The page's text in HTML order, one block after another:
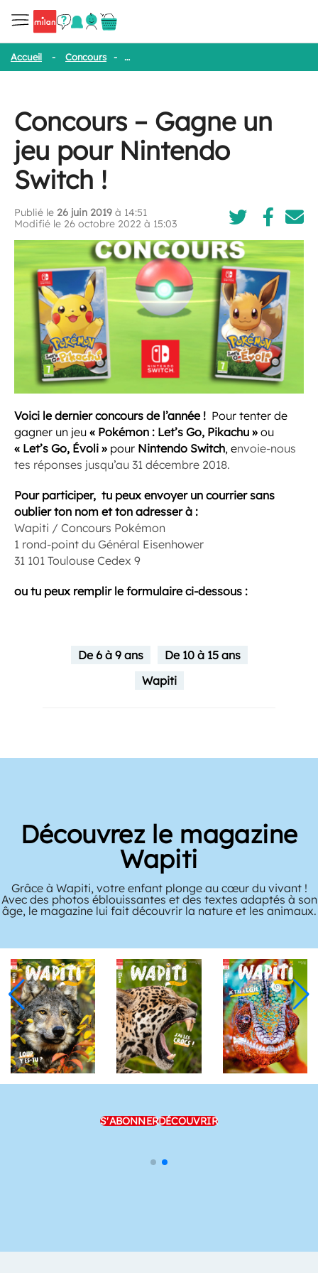
Accueil - Concours - Concours – Gagne un jeu pour Nintendo
Concours – Gagne un
jeu pour Nintendo
Switch !
Publié le 26 juin 2019 à 14:51
Modifié le 26 octobre 2022 à 15:03
Voici le dernier concours de l’année ! Pour tenter de
gagner un jeu « Pokémon : Let’s Go, Pikachu » ou
« Let’s Go, Évoli » pour Nintendo Switch, envoie-nous
tes réponses jusqu’au 31 décembre 2018.
Pour participer, tu peux envoyer un courrier sans
oublier ton nom et ton adresser à :
Wapiti / Concours Pokémon
1 rond-point du Général Eisenhower
31 101 Toulouse Cedex 9
ou tu peux remplir le formulaire ci-dessous :
De 6 à 9 ans
De 10 à 15 ans
Wapiti
Découvrez le magazine
Wapiti
Grâce à Wapiti, votre enfant plonge au cœur du vivant !
Avec des photos éblouissantes et des textes adaptés à son
âge, le magazine lui fait découvrir la nature et les animaux.
S'ABONNERDÉCOUVRIR